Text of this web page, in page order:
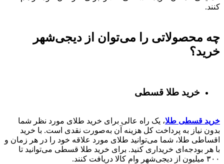
کنند.
چه محصولاتی را می‌توان از دیجی‌شهر
خرید؟
خرید طلا قسطی
خرید قسطی طلا، یک راه عالی برای خرید طلای مورد نظر شما
بدون نیاز به پرداخت کل هزینه آن به‌صورت نقدی است. با خرید
اقساطی طلا، شما می‌توانید طلای مورد علاقه خود را در هر زمان و
با هر بودجه‌ای خریداری کنید. برای خرید طلا قسطی می‌توانید تا
۳۰۰ میلیون از دیجی‌شهر وام کالا دریافت کنند.